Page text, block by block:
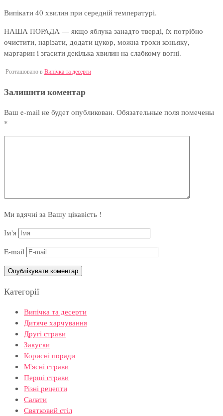
Випікати 40 хвилин при середній температурі.
НАША ПОРАДА — якщо яблука занадто тверді, їх потрібно
очистити, нарізати, додати цукор, можна трохи коньяку,
маргарин і згасити декілька хвилин на слабкому вогні.
Розташовано в Випічка та десерти
Залишити коментар
Ваш e-mail не будет опубликован. Обязательные поля помечены
*
Ми вдячні за Вашу цікавість !
Ім'я
E-mail
Категорії
Випічка та десерти
Дитяче харчування
Другі страви
Закуски
Корисні поради
М'ясні страви
Перші страви
Різні рецепти
Салати
Святковий стіл